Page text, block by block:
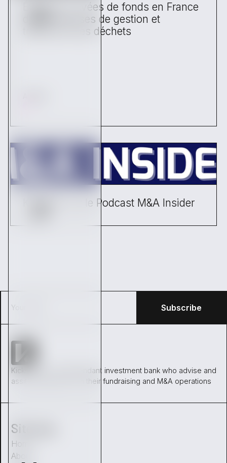
Étude des levées de fonds en France
des entreprises de gestion et
traitement des déchets
Kickston sur le Podcast M&A Insider
Kickston is an independant investment bank who advise and
assit entrepreneur on their fundraising and M&A operations
Sitemap
Home
About